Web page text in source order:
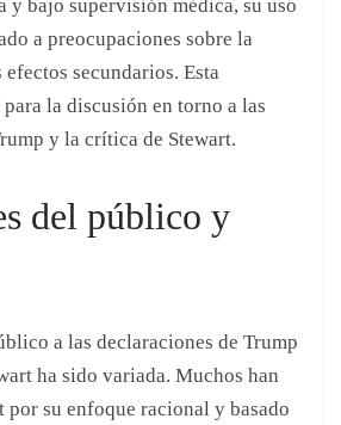
que su perspectiva es válida y
Sin embargo, los expertos en
la importancia de basar